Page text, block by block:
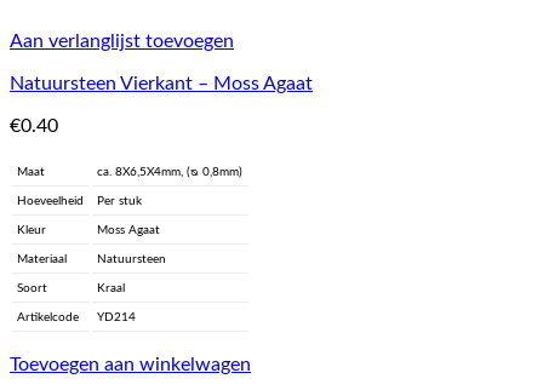
Aan verlanglijst toevoegen
Natuursteen Vierkant – Moss Agaat
€0.40
Maat ca. 8X6,5X4mm, (ᴓ 0,8mm)
Hoeveelheid Per stuk
Kleur Moss Agaat
Materiaal Natuursteen
Soort Kraal
Artikelcode YD214
Toevoegen aan winkelwagen